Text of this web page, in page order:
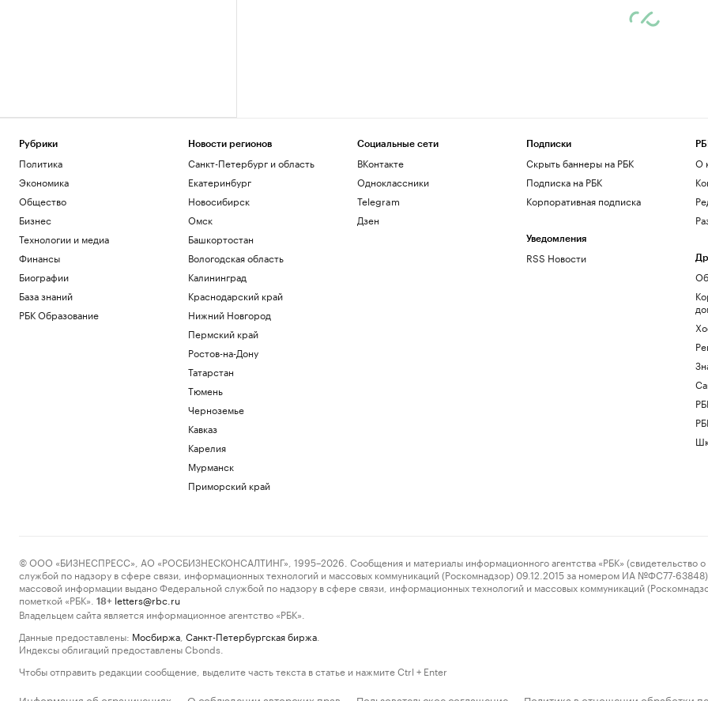
Рубрики
Политика
Экономика
Общество
Бизнес
Технологии и медиа
Финансы
Биографии
База знаний
РБК Образование
Новости регионов
Санкт-Петербург и область
Екатеринбург
Новосибирск
Омск
Башкортостан
Вологодская область
Калининград
Краснодарский край
Нижний Новгород
Пермский край
Ростов-на-Дону
Татарстан
Тюмень
Черноземье
Кавказ
Карелия
Мурманск
Приморский край
Социальные сети
ВКонтакте
Одноклассники
Telegram
Дзен
Подписки
Скрыть баннеры на РБК
Подписка на РБК
Корпоративная подписка
Уведомления
RSS Новости
О
© ООО «БИЗНЕСПРЕСС», АО «РОСБИЗНЕСКОНСАЛТИНГ», 1995–2026. Сообщения и материалы информационного агентства «РБК» (свидетельство о
службой по надзору в сфере связи, информационных технологий и массовых коммуникаций (Роскомнадзор) 09.12.2015 за номером ИА №ФС77-63848)
массовой информации выдано Федеральной службой по надзору в сфере связи, информационных технологий и массовых коммуникаций
пометкой «РБК».
18+ letters@rbc.ru
Владельцем сайта является информационное агентство «РБК».
Данные предоставлены: Мосбиржа Санкт-Петербургская биржа
Индексы облигаций предоставлены Cbonds.
Чтобы отправить редакции сообщение, выделите часть текста в статье и нажмите Ctrl + Enter